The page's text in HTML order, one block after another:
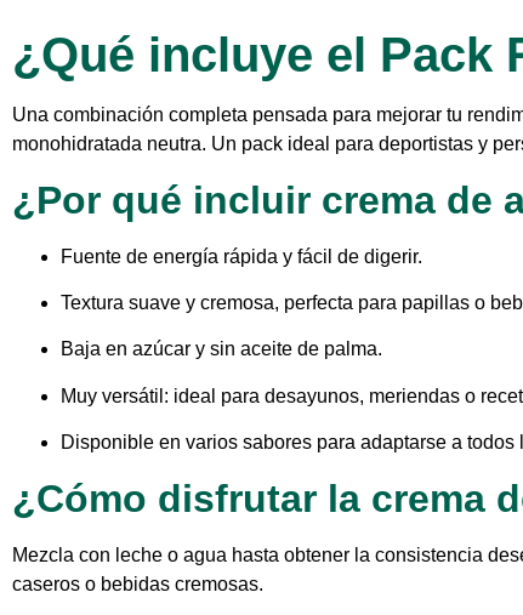
¿Qué incluye el Pack
Una combinación completa pensada para mejorar tu
monohidratada neutra. Un pack ideal para deportistas y
¿Por qué incluir crema de
Fuente de energía rápida y fácil de digerir.
Textura suave y cremosa, perfecta para papillas o
Baja en azúcar y sin aceite de palma.
Muy versátil: ideal para desayunos, meriendas o
Disponible en varios sabores para adaptarse a todos
¿Cómo disfrutar la crema
Mezcla con leche o agua hasta obtener la consistencia
caseros o bebidas cremosas.